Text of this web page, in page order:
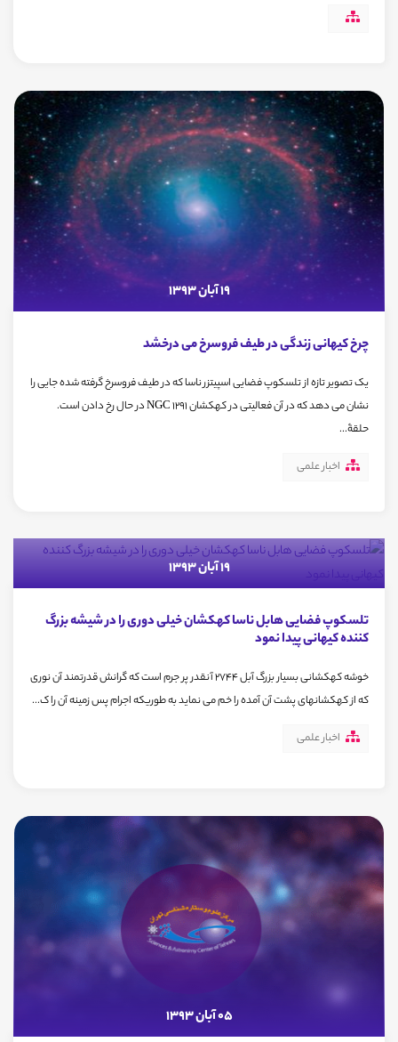
19 آبان 1393
چرخ کیهانی زندگی در طیف فروسرخ می درخشد
یک تصویر تازه از تلسکوپ فضایی اسپیتزر ناسا که در طیف فروسرخ گرفته شده جایی را
نشان می دهد که در آن فعالیتی در کهکشان NGC 1291 در حال رخ دادن است.
حلقۀ...
اخبار علمی
19 آبان 1393
تلسکوپ فضایی هابل ناسا کهکشان خیلی دوری را در شیشه بزرگ
کننده کیهانی پیدا نمود
خوشه کهکشانی بسیار بزرگ آبل 2744 آنقدر پر جرم است که گرانش قدرتمند آن نوری
که از کهکشانهای پشت آن آمده را خم می نماید به طوریکه اجرام پس زمینه آن را ک...
اخبار علمی
05 آبان 1393